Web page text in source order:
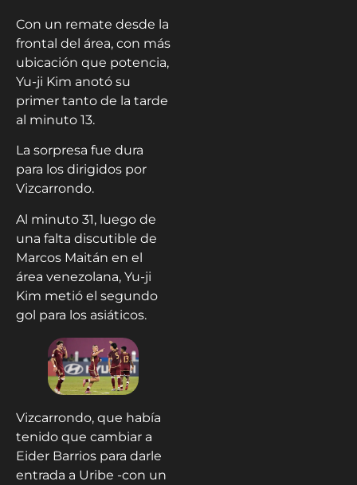
Con un remate desde la
frontal del área, con más
ubicación que potencia,
Yu-ji Kim anotó su
primer tanto de la tarde
al minuto 13.
La sorpresa fue dura
para los dirigidos por
Vizcarrondo.
Al minuto 31, luego de
una falta discutible de
Marcos Maitán en el
área venezolana, Yu-ji
Kim metió el segundo
gol para los asiáticos.
Vizcarrondo, que había
tenido que cambiar a
Eider Barrios para darle
entrada a Uribe -con un